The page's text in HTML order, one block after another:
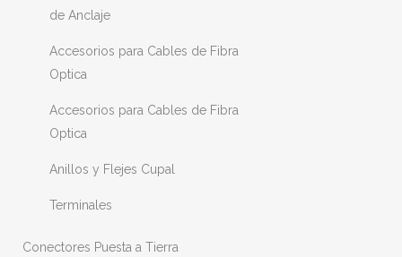
de Anclaje
Accesorios para Cables de Fibra
Optica
Accesorios para Cables de Fibra
Optica
Anillos y Flejes Cupal
Terminales
Conectores Puesta a Tierra